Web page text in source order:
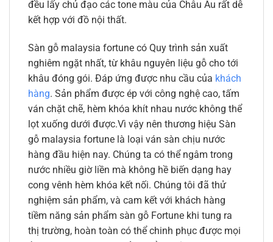
đều lấy chủ đạo các tone màu của Châu Âu rất dễ
kết hợp với đồ nội thất.
Sàn gỗ malaysia fortune có Quy trình sản xuất
nghiêm ngặt nhất, từ khâu nguyên liệu gỗ cho tới
khâu đóng gói. Đáp ứng được nhu cầu của khách
hàng. Sản phẩm được ép với công nghệ cao, tấm
ván chặt chẽ, hèm khóa khít nhau nước không thể
lọt xuống dưới được.Vì vậy nên thương hiệu Sàn
gỗ malaysia fortune là loại ván sàn chịu nước
hàng đầu hiện nay. Chúng ta có thể ngâm trong
nước nhiều giờ liền mà không hề biến dạng hay
cong vênh hèm khóa kết nối. Chúng tôi đã thử
nghiệm sản phẩm, và cam kết với khách hàng
tiềm năng sản phẩm sàn gỗ Fortune khi tung ra
thị trường, hoàn toàn có thể chinh phục được mọi